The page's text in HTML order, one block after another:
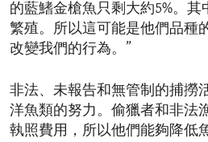
的藍鰭金槍魚只剩大約5%。
繁殖。所以這可能是他們品種
改變我們的行為。”
非法、未報告和無管制的捕撈
洋魚類的努力。偷獵者和非法
執照費用，所以他們能夠降低